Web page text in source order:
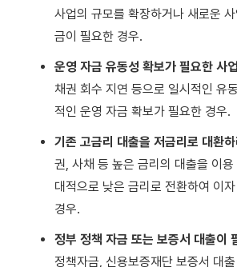
사업의 규모를 확장하거나 새로운
금이 필요한 경우.
운영 자금 유동성 확보가 필요한 사
채권 회수 지연 등으로 일시적인 유
적인 운영 자금 확보가 필요한 경우.
기존 고금리 대출을 저금리로 대환
권, 사채 등 높은 금리의 대출을 이
대적으로 낮은 금리로 전환하여 이
경우.
정부 정책 자금 또는 보증서 대출이
정책자금, 신용보증재단 보증서 대